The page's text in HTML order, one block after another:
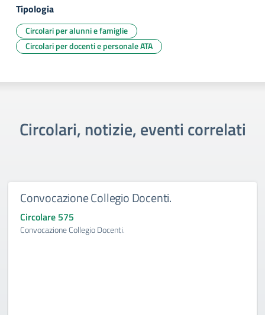
Tipologia
Circolari per alunni e famiglie
Circolari per docenti e personale ATA
Circolari, notizie, eventi correlati
Convocazione Collegio Docenti.
Circolare 575
Convocazione Collegio Docenti.